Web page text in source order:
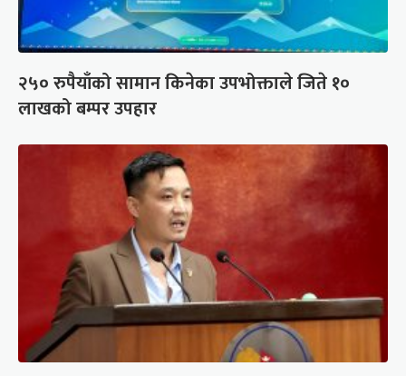
२५० रुपैयाँको सामान किनेका उपभोक्ताले जिते १०
लाखको बम्पर उपहार